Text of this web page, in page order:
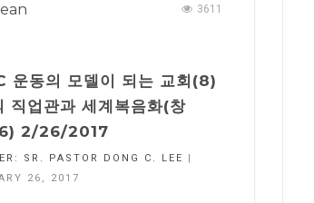
3611
운동의 모델이 되는 교회(8)
직업관과 세계복음화(창
2/26/2017
SR. PASTOR DONG C. LEE
|
26, 2017